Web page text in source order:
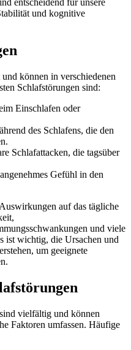
entscheidend für unsere
und kognitive
können in verschiedenen
Schlafstörungen sind:
Einschlafen oder
des Schlafens, die den
Schlafattacken, die tagsüber
Gefühl in den
auf das tägliche
und viele
ist wichtig, die Ursachen und
um geeignete
vielfältig und können
Faktoren umfassen. Häufige